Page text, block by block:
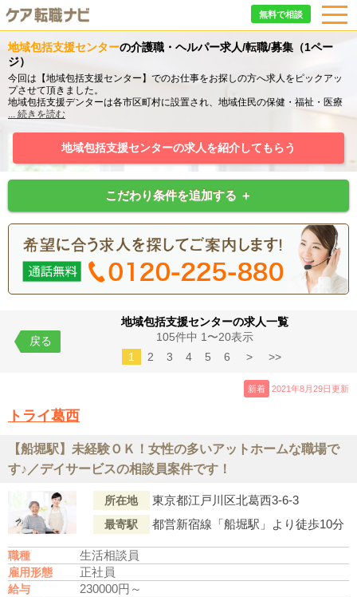
無料で相談
地域包括支援センターの介護職・ヘルパー求人/転職/募集（1ペー
ジ）
今回は【地域包括支援センター】でのお仕事をお探しの方へ求人をピックアッ
プさせて頂きました。
地域包括支援デンターは各市区町村に設置され、地域住民の保健・福祉・医療
の向上、虐待防止、介護予防マネジメントなどを総合的に行う機関となってい
保健師の方や主任ケアマネジャー、社会福祉士の方たちが専門性を生かして連
携を取りながら働いていらっしゃいます。
介護の業界では最も高給与の求人が多く、専門性を高めたい方、資格を取得し
キャリアアップをお考えの方々にピッタリの求人です！
... 続きを読む
地域包括支援センターの求人を紹介してもらう
こだわり条件を追加する ＋
地域包括支援センターの求人一覧
105件中 1〜20表示
1
2 3 4 5 6 > >>
戻る
新着 2021年8月29日更新
トライ葛西
【船堀駅】未経験ＯＫ！女性の多いアットホームな職場で
す♪／デイサービスの相談員案件です！
所在地 東京都江戸川区北葛西3-6-3
最寄駅 都営新宿線「船堀駅」より徒歩10分
職種 生活相談員
雇用形態 正社員
給与 230000円～